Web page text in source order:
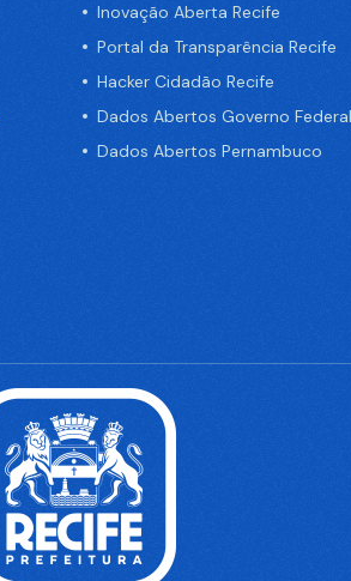
Inovação Aberta Recife
Portal da Transparência Recife
Hacker Cidadão Recife
Dados Abertos Governo Federal
Dados Abertos Pernambuco